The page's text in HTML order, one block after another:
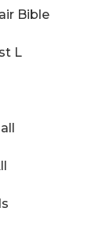
Bible
L